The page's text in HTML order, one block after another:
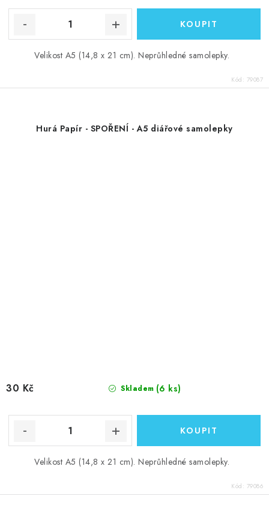
Velikost A5 (14,8 x 21 cm). Neprůhledné samolepky.
Kód: 79087
Hurá Papír - SPOŘENÍ - A5 diářové samolepky
Skladem (6 ks)
30 Kč
Velikost A5 (14,8 x 21 cm). Neprůhledné samolepky.
Kód: 79086